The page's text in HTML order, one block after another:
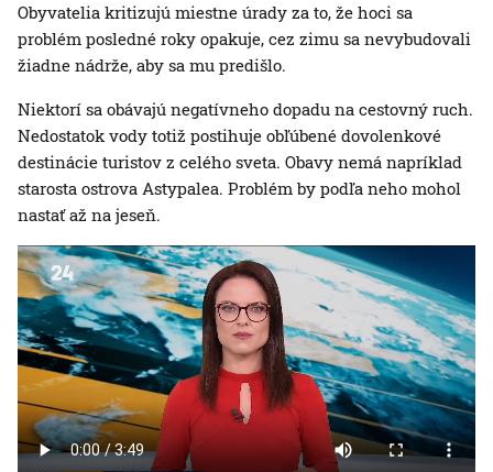
Obyvatelia kritizujú miestne úrady za to, že hoci sa
problém posledné roky opakuje, cez zimu sa nevybudovali
žiadne nádrže, aby sa mu predišlo.
Niektorí sa obávajú negatívneho dopadu na cestovný ruch.
Nedostatok vody totiž postihuje obľúbené dovolenkové
destinácie turistov z celého sveta. Obavy nemá napríklad
starosta ostrova Astypalea. Problém by podľa neho mohol
nastať až na jeseň.